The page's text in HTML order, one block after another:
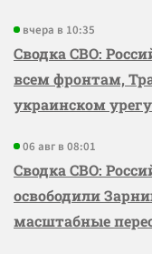
вчера в 10:35
Сводка СВО:
всем фронтам,
украинском
06 авг в 08:01
Сводка СВО:
освободили
масштабные